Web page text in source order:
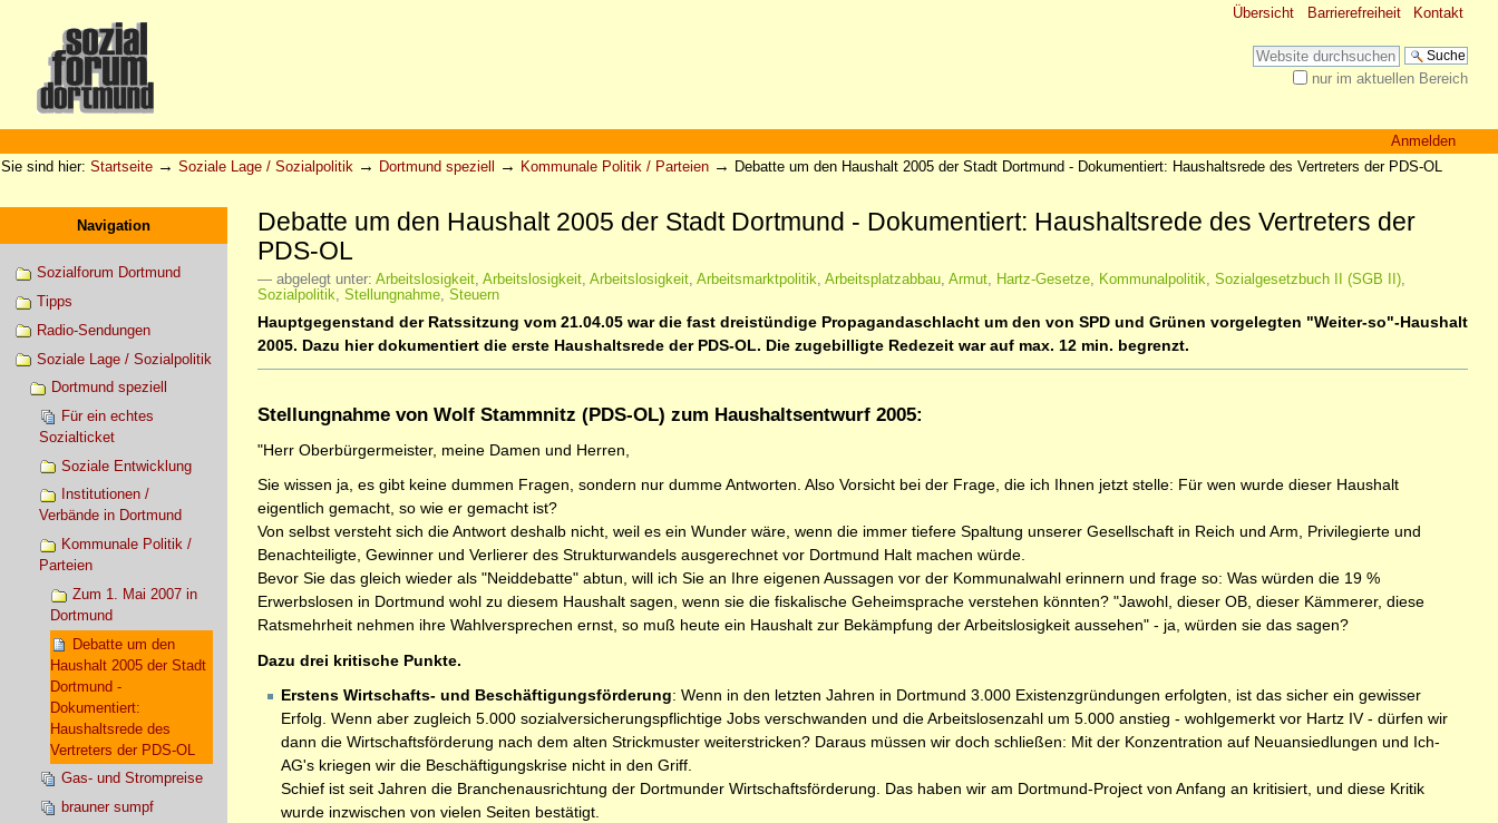
Übersicht Barrierefreiheit Kontakt
Website durchsuchen
nur im aktuellen Bereich
Werkzeuge
Anmelden
Sie sind hier: Startseite → Soziale Lage / Sozialpolitik → Dortmund speziell → Kommunale Politik / Parteien → Debatte um den Haushalt 2005 der Stadt Dortmund - Dokumentiert: Haushaltsrede des Vertreters der PDS-OL
Navigation
Sozialforum Dortmund
Tipps
Radio-Sendungen
Soziale Lage / Sozialpolitik
Dortmund speziell
Für ein echtes
Sozialticket
Soziale Entwicklung
Institutionen /
Verbände in Dortmund
Kommunale Politik /
Parteien
Zum 1. Mai 2007 in
Dortmund
Debatte um den
Haushalt 2005 der Stadt
Dortmund -
Dokumentiert:
Haushaltsrede des
Vertreters der PDS-OL
Gas- und Strompreise
brauner sumpf
Debatte um den Haushalt 2005 der Stadt Dortmund - Dokumentiert: Haushaltsrede des Vertreters der
PDS-OL
— abgelegt unter: Arbeitslosigkeit, Arbeitslosigkeit, Arbeitslosigkeit, Arbeitsmarktpolitik, Arbeitsplatzabbau, Armut, Hartz-Gesetze, Kommunalpolitik, Sozialgesetzbuch II (SGB II),
Sozialpolitik, Stellungnahme, Steuern
Hauptgegenstand der Ratssitzung vom 21.04.05 war die fast dreistündige Propagandaschlacht um den von SPD und Grünen vorgelegten "Weiter-so"-Haushalt
2005. Dazu hier dokumentiert die erste Haushaltsrede der PDS-OL. Die zugebilligte Redezeit war auf max. 12 min. begrenzt.
Stellungnahme von Wolf Stammnitz (PDS-OL) zum Haushaltsentwurf 2005:
"Herr Oberbürgermeister, meine Damen und Herren,
Sie wissen ja, es gibt keine dummen Fragen, sondern nur dumme Antworten. Also Vorsicht bei der Frage, die ich Ihnen jetzt stelle: Für wen wurde dieser Haushalt
eigentlich gemacht, so wie er gemacht ist?
Von selbst versteht sich die Antwort deshalb nicht, weil es ein Wunder wäre, wenn die immer tiefere Spaltung unserer Gesellschaft in Reich und Arm, Privilegierte und
Benachteiligte, Gewinner und Verlierer des Strukturwandels ausgerechnet vor Dortmund Halt machen würde.
Bevor Sie das gleich wieder als "Neiddebatte" abtun, will ich Sie an Ihre eigenen Aussagen vor der Kommunalwahl erinnern und frage so: Was würden die 19 %
Erwerbslosen in Dortmund wohl zu diesem Haushalt sagen, wenn sie die fiskalische Geheimsprache verstehen könnten? "Jawohl, dieser OB, dieser Kämmerer, diese
Ratsmehrheit nehmen ihre Wahlversprechen ernst, so muß heute ein Haushalt zur Bekämpfung der Arbeitslosigkeit aussehen" - ja, würden sie das sagen?
Dazu drei kritische Punkte.
Erstens Wirtschafts- und Beschäftigungsförderung: Wenn in den letzten Jahren in Dortmund 3.000 Existenzgründungen erfolgten, ist das sicher ein gewisser
Erfolg. Wenn aber zugleich 5.000 sozialversicherungspflichtige Jobs verschwanden und die Arbeitslosenzahl um 5.000 anstieg - wohlgemerkt vor Hartz IV - dürfen wir
dann die Wirtschaftsförderung nach dem alten Strickmuster weiterstricken? Daraus müssen wir doch schließen: Mit der Konzentration auf Neuansiedlungen und Ich-
AG's kriegen wir die Beschäftigungskrise nicht in den Griff.
Schief ist seit Jahren die Branchenausrichtung der Dortmunder Wirtschaftsförderung. Das haben wir am Dortmund-Project von Anfang an kriti­siert, und diese Kritik
wurde inzwischen von vielen Seiten bestätigt.